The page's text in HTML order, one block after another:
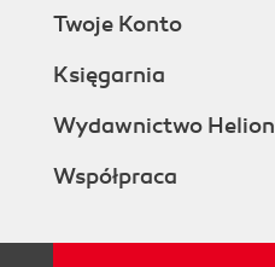
Twoje Konto
Księgarnia
Wydawnictwo Helion
Współpraca